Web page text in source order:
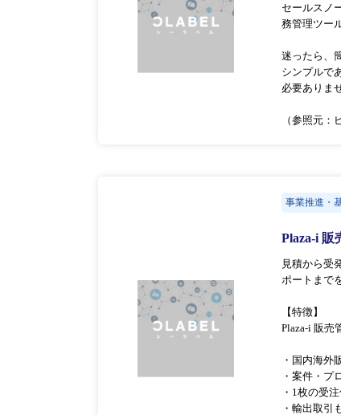
セールスノ
務管理ツー
迷ったら、
シンプルで
必要ありま
（参照元：
事業推進・
Plaza-i 販
見積から受
ポートまで
【特徴】
Plaza-i 販売
・国内海外
・案件・プ
・1枚の受
・輸出取引